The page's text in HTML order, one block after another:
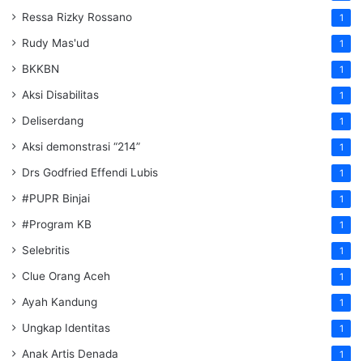
Ressa Rizky Rossano 1
Rudy Mas'ud 1
BKKBN 1
Aksi Disabilitas 1
Deliserdang 1
Aksi demonstrasi “214” 1
Drs Godfried Effendi Lubis 1
#PUPR Binjai 1
#Program KB 1
Selebritis 1
Clue Orang Aceh 1
Ayah Kandung 1
Ungkap Identitas 1
Anak Artis Denada 1